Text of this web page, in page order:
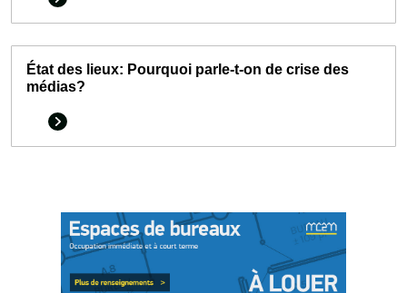
État des lieux: Pourquoi parle-t-on de crise des
médias?